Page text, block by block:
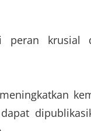
krusial